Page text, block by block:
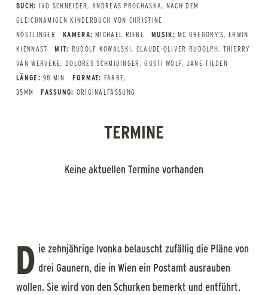
BUCH: IVO SCHNEIDER, ANDREAS PROCHASKA, NACH DEM
GLEICHNAMIGEN KINDERBUCH VON CHRISTINE
NÖSTLINGER
KAMERA: MICHAEL RIEBL MUSIK: MC GREGORY’S, ERWIN
KIENNAST
MIT: RUDOLF KOWALSKI, CLAUDE-OLIVER RUDOLPH, THIERRY
VAN WERVEKE, DOLORES SCHMIDINGER, GUSTI WOLF, JANE TILDEN
LÄNGE: 98 MIN FORMAT: FARBE,
35MM
FASSUNG: ORIGINALFASSUNG
TERMINE
Keine aktuellen Termine vorhanden
D ie zehnjährige Ivonka belauscht zufällig die Pläne von
drei Gaunern, die in Wien ein Postamt ausrauben
wollen. Sie wird von den Schurken bemerkt und entführt.